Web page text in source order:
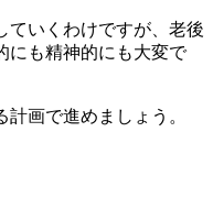
ていくわけですが、老後
にも精神的にも大変で
画で進めましょう。